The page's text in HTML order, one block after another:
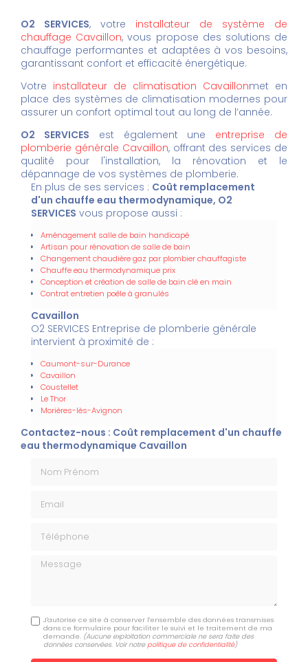
O2 SERVICES, votre installateur de système de
chauffage Cavaillon, vous propose des solutions de
chauffage performantes et adaptées à vos besoins,
garantissant confort et efficacité énergétique.
Votre installateur de climatisation Cavaillonmet en
place des systèmes de climatisation modernes pour
assurer un confort optimal tout au long de l’année.
O2 SERVICES est également une entreprise de
plomberie générale Cavaillon, offrant des services de
qualité pour l'installation, la rénovation et le
dépannage de vos systèmes de plomberie.
En plus de ses services : Coût remplacement
d'un chauffe eau thermodynamique, O2
SERVICES vous propose aussi :
Aménagement salle de bain handicapé
Artisan pour rénovation de salle de bain
Changement chaudière gaz par plombier chauffagiste
Chauffe eau thermodynamique prix
Conception et création de salle de bain clé en main
Contrat entretien poêle à granulés
Cavaillon
O2 SERVICES Entreprise de plomberie générale
intervient à proximité de :
Caumont-sur-Durance
Cavaillon
Coustellet
Le Thor
Morières-lès-Avignon
Contactez-nous : Coût remplacement d'un chauffe
eau thermodynamique Cavaillon
Message
J'autorise ce site à conserver l'ensemble des données transmises
dans ce formulaire pour faciliter le suivi et le traitement de ma
demande. (Aucune exploitation commerciale ne sera faite des
données conservées. Voir notre politique de confidentialité)